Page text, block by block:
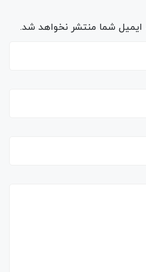
ایمیل شما منتشر نخواهد شد.